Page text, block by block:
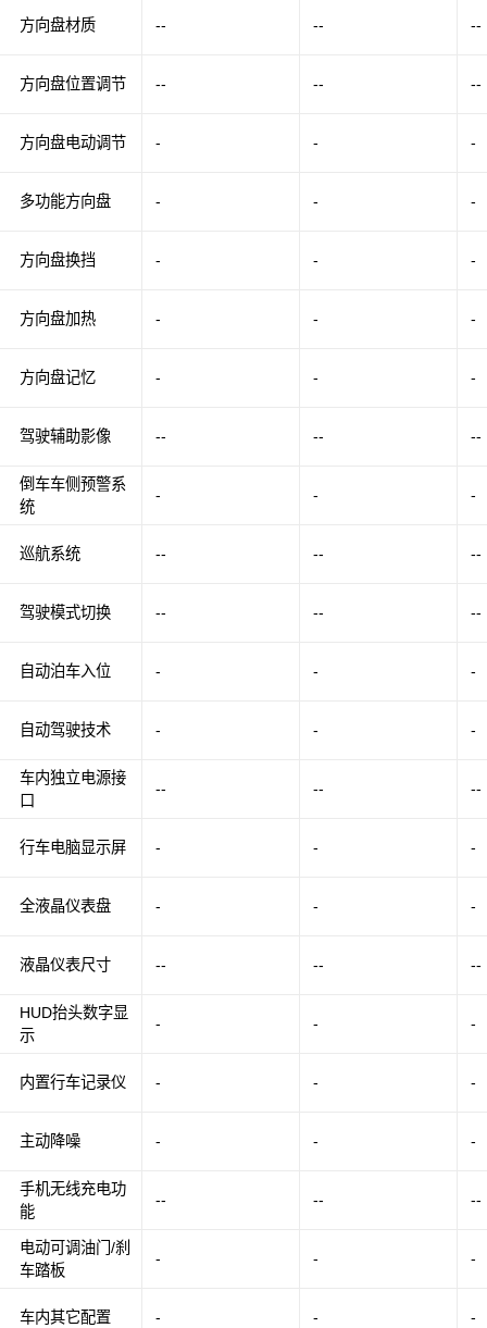
方向盘材质
方向盘位置调节
方向盘电动调节
多功能方向盘
方向盘换挡
方向盘加热
方向盘记忆
驾驶辅助影像
倒车车侧预警系
统
巡航系统
驾驶模式切换
自动泊车入位
自动驾驶技术
车内独立电源接
口
行车电脑显示屏
全液晶仪表盘
液晶仪表尺寸
HUD抬头数字显
示
内置行车记录仪
主动降噪
手机无线充电功
能
电动可调油门/刹
车踏板
车内其它配置
-- -- --
-- -- --
- - -
- - -
- - -
- - -
- - -
-- -- --
- - -
-- -- --
-- -- --
- - -
- - -
-- -- --
- - -
- - -
-- -- --
- - -
- - -
- - -
-- -- --
- - -
- - -